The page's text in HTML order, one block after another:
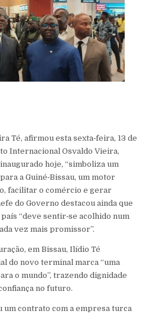
Té, afirmou esta sexta‑feira, 13 de
Internacional Osvaldo Vieira,
hoje, “simboliza um
a Guiné‑Bissau, um motor
facilitar o comércio e gerar
do Governo destacou ainda que
“deve sentir‑se acolhido num
vez mais promissor”.
em Bissau, Ilídio Té
do novo terminal marca “uma
o mundo”, trazendo dignidade
no futuro.
um contrato com a empresa turca